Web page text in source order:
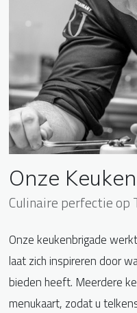
Onze
Culinaire perfectie op
Onze keukenbrigade
laat zich inspireren door
bieden heeft. Meerdere
menukaart, zodat u